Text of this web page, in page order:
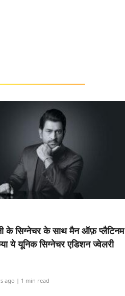
के सिग्नेचर के साथ मैन ऑफ़ प्लैटिनम
ये यूनिक सिग्नेचर एडिशन ज्वेलरी
ago | 1 min read